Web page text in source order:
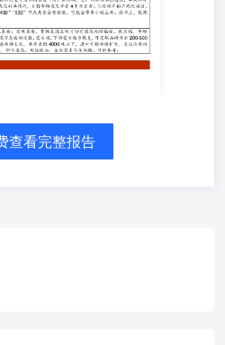
Z0010289)李国洲(投资咨询从业资格
吕杰(投资咨询从业资格证书编号：
询从业资格证书编号：Z0016777)赵
格证书编号：Z0016776)马芸(投资咨
咨询从业资格证书编号：Z0019924)
期货有限公司（以下简称“本公
】1291号）。《证券期货投资者适
年7月1日起正式实施，本报告发布的
者参考。若您的风险承受能力不满
产品或服务的风险及特征，根据自身
查看完整报告